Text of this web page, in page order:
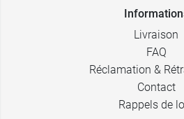
Livraison
FAQ
Réclamation &
Contact
Rappels de